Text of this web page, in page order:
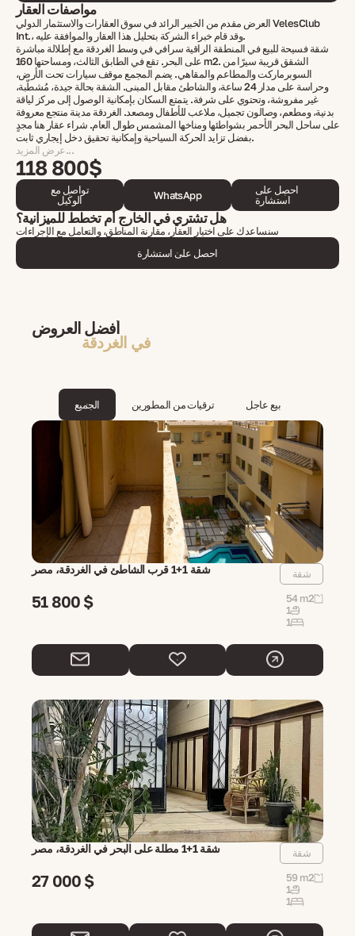
مواصفات العقار
العرض مقدم من الخبير الرائد في سوق العقارات والاستثمار الدولي VelesClub
Int.، وقد قام خبراء الشركة بتحليل هذا العقار والموافقة عليه.
شقة فسيحة للبيع في المنطقة الراقية سرافي في وسط الغردقة مع إطلالة مباشرة
على البحر. تقع في الطابق الثالث، ومساحتها 160 m2. الشقق قريبة سيرًا من
السوبرماركت والمطاعم والمقاهي. يضم المجمع موقف سيارات تحت الأرض،
وحراسة على مدار 24 ساعة، والشاطئ مقابل المبنى. الشقة بحالة جيدة، مُشطّبة،
غير مفروشة، وتحتوي على شرفة. يتمتع السكان بإمكانية الوصول إلى مركز لياقة
بدنية، ومطعم، وصالون تجميل، ملاعب للأطفال ومصعد. الغردقة مدينة منتجع معروفة
على ساحل البحر الأحمر بشواطئها ومناخها المشمس طوال العام. شراء عقار هنا مجدٍ
بفضل تزايد الحركة السياحية وإمكانية تحقيق دخل إيجاري ثابت.
عرض المزيد...
118 800$
تواصل مع
الوكيل
WhatsApp
احصل على
استشارة
هل تشتري في الخارج أم تخطط للميزانية؟
سنساعدك على اختيار العقار، مقارنة المناطق، والتعامل مع الإجراءات
احصل على استشارة
أفضل العروض
في الغردقة
الجميع ترقيات من المطورين بيع عاجل
شقة 1+1 قرب الشاطئ في الغردقة، مصر شقة
51 800 $
54 m2
1
1
شقة 1+1 مطلة على البحر في الغردقة، مصر شقة
27 000 $
59 m2
1
1